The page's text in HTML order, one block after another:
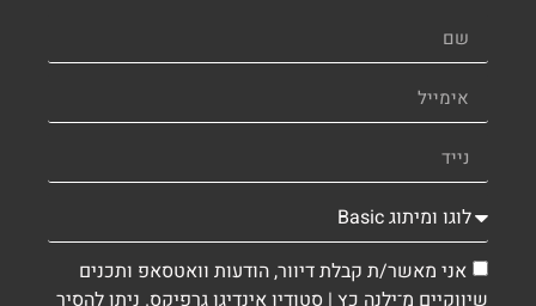
אני מאשר/ת קבלת דיוור, הודעות וואטסאפ ותכנים
שיווקיים מ־ילנה כץ | סטודיו אינדיגו גרפיקס. ניתן להסיר